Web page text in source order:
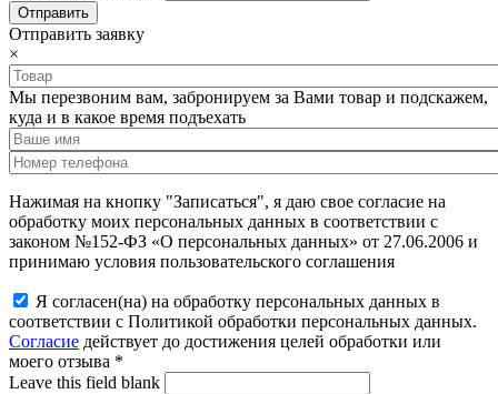
Отправить заявку
×
Мы перезвоним вам, забронируем за Вами товар и подскажем,
куда и в какое время подъехать
Нажимая на кнопку "Записаться", я даю свое согласие на
обработку моих персональных данных в соответствии с
законом №152-ФЗ «О персональных данных» от 27.06.2006 и
принимаю условия пользовательского соглашения
Я согласен(на) на обработку персональных данных в
соответствии с Политикой обработки персональных данных.
Согласие действует до достижения целей обработки или
моего отзыва *
Leave this field blank